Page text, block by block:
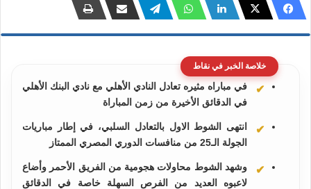
خلاصة الخبر في نقاط
في مباراه مثيره تعادل النادي الأهلي مع نادي البنك الأهلي
في الدقائق الأخيرة من زمن المباراة
انتهى الشوط الاول بالتعادل السلبي، في إطار مباريات
الجولة الـ25 من منافسات الدوري المصري الممتاز
وشهد الشوط محاولات هجومية من الفريق الأحمر وأضاع
لاعبوه العديد من الفرص السهلة خاصة في الدقائق